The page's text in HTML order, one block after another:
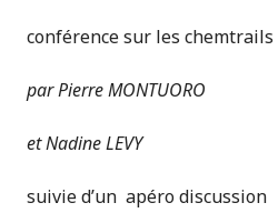
conférence sur les chemtrails
parPierre MONTUORO
etNadine LEVY
suivie d’un apéro discussion